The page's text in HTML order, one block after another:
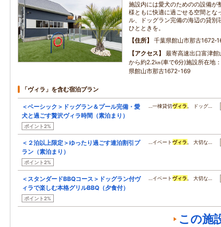
施設内には愛犬のためのの設備が
様ともに快適に過ごせる空間とな
ル、ドッグラン完備の海辺の貸別
ひとときを。
住所
千葉県館山市那古
アクセス
最寄高速出口富津
から約2.2㎞(車で6分)施設所在地
県館山市那古1672-169
「ヴィラ」を含む宿泊プラン
＜ベーシック＞ドッグラン＆プール完備・愛
犬と過ごす贅沢ヴィラ時間（素泊まり）
ポイント2%
…一棟貸切ヴィラ 。 ドッグ…
＜２泊以上限定＞ゆったり過ごす連泊割引プ
ラン（素泊まり）
ポイント2%
…イベート ヴィラ 。 大切な…
＜スタンダードBBQコース＞ドッグラン付ヴ
ィラで楽しむ本格グリルBBQ（夕食付）
ポイント2%
…イベート ヴィラ 。 大切な…
この施